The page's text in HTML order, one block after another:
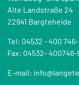
Alte Landstraße 24
22941 Bargteheide
Tel: 04532 - 400
Fax: 04532- 400746-
E-mail: